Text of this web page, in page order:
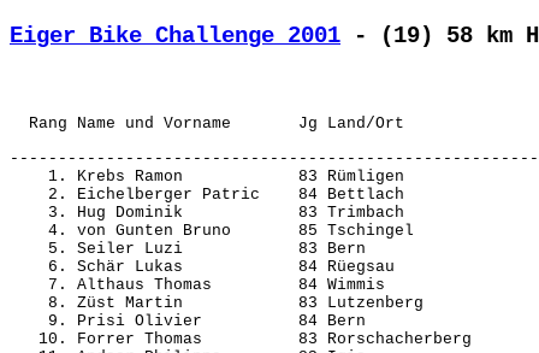
Eiger Bike Challenge 2001 - (19) 58 km
1. Krebs Ramon            83 Rümligen
2. Eichelberger Patric    84 Bettlach
3. Hug Dominik            83 Trimbach
4. von Gunten Bruno       85 Tschingel
5. Seiler Luzi            83 Bern
6. Schär Lukas            84 Rüegsau
7. Althaus Thomas         84 Wimmis
8. Züst Martin            83 Lutzenberg
9. Prisi Olivier          84 Bern
10. Forrer Thomas          83 Rorschacherberg